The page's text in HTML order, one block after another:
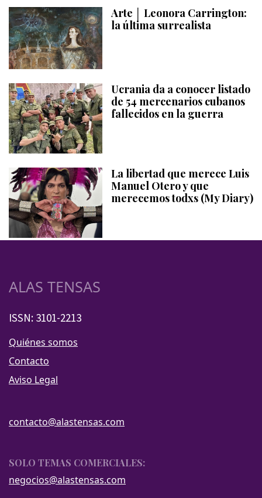
Arte │ Leonora Carrington:
la última surrealista
Ucrania da a conocer listado
de 54 mercenarios cubanos
fallecidos en la guerra
La libertad que merece Luis
Manuel Otero y que
merecemos todxs (My Diary)
ALAS TENSAS
ISSN: 3101-2213
Quiénes somos
Contacto
Aviso Legal
contacto@alastensas.com
SOLO TEMAS COMERCIALES:
negocios@alastensas.com